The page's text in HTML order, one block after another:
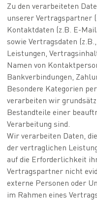
Zu den verarbeiteten
unserer Vertragspartner
Kontaktdaten (z.B. E-
sowie Vertragsdaten
Leistungen,
Namen von
Bankverbindungen,
Besondere Kategorien
verarbeiten wir
Bestandteile einer
Verarbeitung sind.
Wir verarbeiten Daten,
der vertraglichen
auf die Erforderlichkeit
Vertragspartner nicht
externe Personen oder
im Rahmen eines